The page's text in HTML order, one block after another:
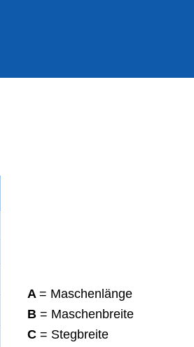
A= Maschenlänge
B= Maschenbreite
C= Stegbreite